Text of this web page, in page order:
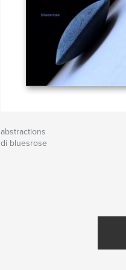
abstractions
di bluesrose